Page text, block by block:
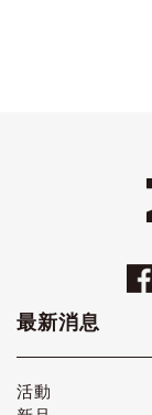
最新消息
活動